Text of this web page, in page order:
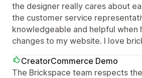
the designer really cares about
the customer service
knowledgeable and helpful when
changes to my website. I love
CreatorCommerce Demo
The Brickspace team respects